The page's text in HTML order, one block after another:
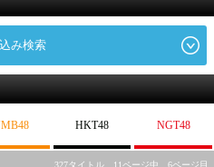
み検索
HKT48 NGT48
327タイトル 11ページ中 6ページ目